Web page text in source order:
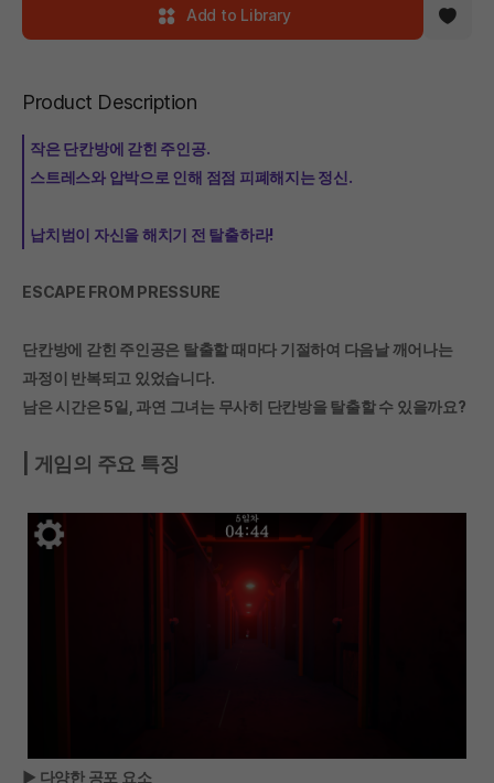
Add to Library
Product Description
작은 단칸방에 갇힌 주인공.
스트레스와 압박으로 인해 점점 피폐해지는 정신.
납치범이 자신을 해치기 전 탈출하라!
ESCAPE FROM PRESSURE
단칸방에 갇힌 주인공은 탈출할 때마다 기절하여 다음날 깨어나는
과정이 반복되고 있었습니다.
남은 시간은 5일, 과연 그녀는 무사히 단칸방을 탈출할 수 있을까요?
| 게임의 주요 특징
▶ 다양한 공포 요소